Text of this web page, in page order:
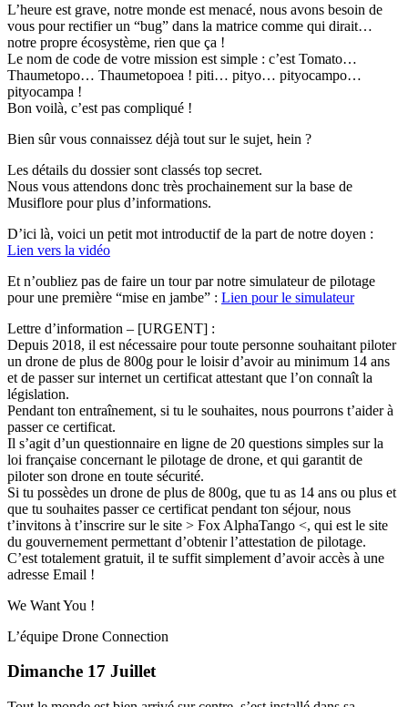
L’heure est grave, notre monde est menacé, nous avons besoin de
vous pour rectifier un “bug” dans la matrice comme qui dirait…
notre propre écosystème, rien que ça !
Le nom de code de votre mission est simple : c’est Tomato…
Thaumetopo… Thaumetopoea ! piti… pityo… pityocampo…
pityocampa !
Bon voilà, c’est pas compliqué !
Bien sûr vous connaissez déjà tout sur le sujet, hein ?
Les détails du dossier sont classés top secret.
Nous vous attendons donc très prochainement sur la base de
Musiflore pour plus d’informations.
D’ici là, voici un petit mot introductif de la part de notre doyen :
Lien vers la vidéo
Et n’oubliez pas de faire un tour par notre simulateur de pilotage
pour une première “mise en jambe” : Lien pour le simulateur
Lettre d’information – [URGENT] :
Depuis 2018, il est nécessaire pour toute personne souhaitant piloter
un drone de plus de 800g pour le loisir d’avoir au minimum 14 ans
et de passer sur internet un certificat attestant que l’on connaît la
législation.
Pendant ton entraînement, si tu le souhaites, nous pourrons t’aider à
passer ce certificat.
Il s’agit d’un questionnaire en ligne de 20 questions simples sur la
loi française concernant le pilotage de drone, et qui garantit de
piloter son drone en toute sécurité.
Si tu possèdes un drone de plus de 800g, que tu as 14 ans ou plus et
que tu souhaites passer ce certificat pendant ton séjour, nous
t’invitons à t’inscrire sur le site > Fox AlphaTango <, qui est le site
du gouvernement permettant d’obtenir l’attestation de pilotage.
C’est totalement gratuit, il te suffit simplement d’avoir accès à une
adresse Email !
We Want You !
L’équipe Drone Connection
Dimanche 17 Juillet